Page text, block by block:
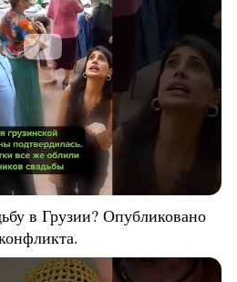
в Грузии? Опубликовано